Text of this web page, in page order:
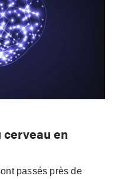
en
passés près de